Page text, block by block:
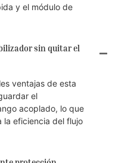
y el módulo de
sin quitar el
ventajas de esta
el
acoplado, lo que
la eficiencia del flujo